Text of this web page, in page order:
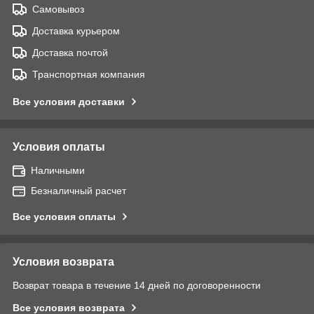
Самовывоз
Доставка курьером
Доставка почтой
Транспортная компания
Все условия доставки
Условия оплаты
Наличными
Безналичный расчет
Все условия оплаты
Условия возврата
Возврат товара в течение 14 дней по договоренности
Все условия возврата